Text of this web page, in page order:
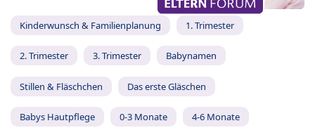
Kinderwunsch & Familienplanung 1. Trimester
2. Trimester 3. Trimester Babynamen
Stillen & Fläschchen Das erste Gläschen
Babys Hautpflege 0-3 Monate 4-6 Monate